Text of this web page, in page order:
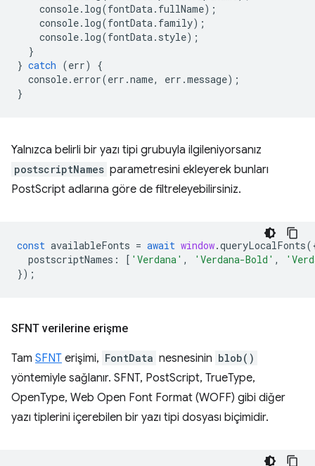
console. log(fontData. fullName);
console. log(fontData. family);
console. log(fontData. style);
}
} catch (err)
{
console. error(err .name, err .message);
}
Yalnızca belirli bir yazı tipi grubuyla ilgileniyorsanız
postscriptNames parametresini ekleyerek bunları
PostScript adlarına göre de filtreleyebilirsiniz.
const availableFonts = await window.queryLocalFonts
postscriptNames : [ 'Verdana' , 'Verdana-Bold' ,
});
SFNT verilerine erişme
Tam SFNT erişimi, FontData nesnesinin blob()
yöntemiyle sağlanır. SFNT, PostScript, TrueType,
OpenType, Web Open Font Format (WOFF) gibi diğer
yazı tiplerini içerebilen bir yazı tipi dosyası biçimidir.